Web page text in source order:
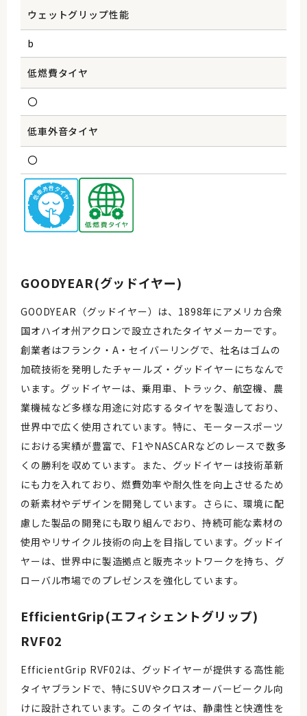
ウェットグリップ性能
b
低燃費タイヤ
〇
低車外音タイヤ
〇
GOODYEAR(グッドイヤー)
GOODYEAR（グッドイヤー）は、1898年にアメリカ合衆
国オハイオ州アクロンで設立されたタイヤメーカーです。
創業者はフランク・A・セイバーリングで、社名はゴムの
加硫技術を発明したチャールズ・グッドイヤーにちなんで
います。グッドイヤーは、乗用車、トラック、航空機、農
業機械など多様な用途に対応するタイヤを製造しており、
世界中で広く使用されています。特に、モータースポーツ
における実績が豊富で、F1やNASCARなどのレースで数多
くの勝利を収めています。また、グッドイヤーは技術革新
にも力を入れており、燃費効率や耐久性を向上させるため
の新素材やデザインを開発しています。さらに、環境に配
慮した製品の開発にも取り組んでおり、持続可能な素材の
使用やリサイクル技術の向上を目指しています。グッドイ
ヤーは、世界中に製造拠点と販売ネットワークを持ち、グ
ローバル市場でのプレゼンスを強化しています。
EfficientGrip(エフィシェントグリップ)
RVF02
EfficientGrip RVF02は、グッドイヤーが提供する高性能
タイヤブランドで、特にSUVやクロスオーバービークル向
けに設計されています。このタイヤは、静粛性と快適性を